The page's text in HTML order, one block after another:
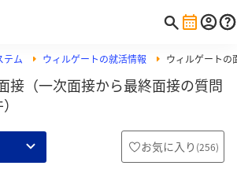
テム ウィルゲートの就活情報 ウィルゲートの
接（一次面接から最終面接の質問
お気に入り (256)